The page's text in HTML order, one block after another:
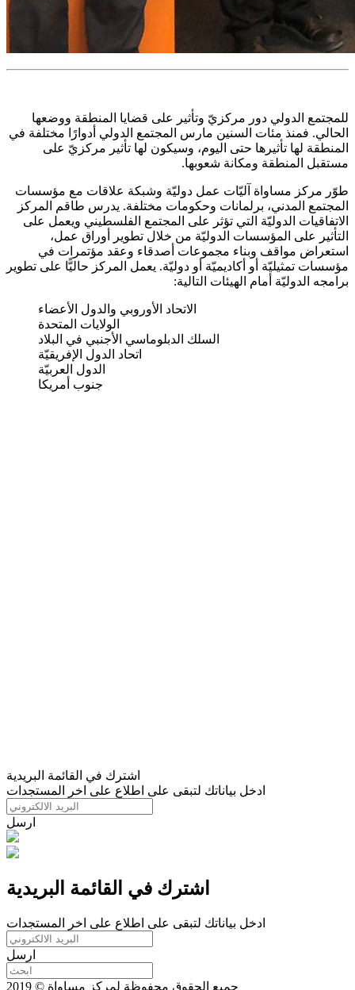
للمجتمع الدولي دور مركزيّ وتأثير على قضايا المنطقة ووضعها
الحالي. فمنذ مئات السنين مارس المجتمع الدولي أدوارًا مختلفة في
المنطقة لها تأثيرها حتى اليوم، وسيكون لها تأثير مركزيّ على
مستقبل المنطقة ومكانة شعوبها.
طوّر مركز مساواة آليّات عمل دوليّة وشبكة علاقات مع مؤسسات
المجتمع المدني، برلمانات وحكومات مختلفة. يدرس طاقم المركز
الاتفاقيات الدوليّة التي تؤثر على المجتمع الفلسطيني ويعمل على
التأثير على المؤسسات الدوليّة من خلال تطوير أوراق عمل،
استعراض مواقف وبناء مجموعات أصدقاء وعقد مؤتمرات في
مؤسسات تمثيليّة أو أكاديميّة أو دوليّة. يعمل المركز حاليًّا على تطوير
برامجه الدوليّة أمام الهيئات التالية:
الاتحاد الأوروبي والدول الأعضاء
الولايات المتحدة
السلك الدبلوماسي الأجنبي في البلاد
اتحاد الدول الإفريقيّة
الدول العربيّة
جنوب أمريكا
اشترك في القائمة البريدية
ادخل بياناتك لتبقى على اطلاع على اخر المستجدات
ارسل
اشترك في القائمة البريدية
ادخل بياناتك لتبقى على اطلاع على اخر المستجدات
ارسل
جميع الحقوق محفوظة لمركز مساواة © 2019